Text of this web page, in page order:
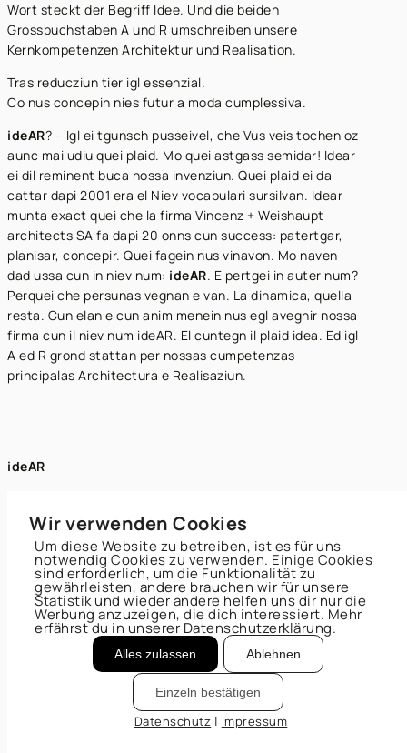
Wort steckt der Begriff Idee. Und die beiden
Grossbuchstaben A und R umschreiben unsere
Kernkompetenzen Architektur und Realisation.
Tras reducziun tier igl essenzial.
Co nus concepin nies futur a moda cumplessiva.
ideAR? – Igl ei tgunsch pusseivel, che Vus veis tochen oz
aunc mai udiu quei plaid. Mo quei astgass semidar! Idear
ei dil reminent buca nossa invenziun. Quei plaid ei da
cattar dapi 2001 era el Niev vocabulari sursilvan. Idear
munta exact quei che la firma Vincenz + Weishaupt
architects SA fa dapi 20 onns cun success: patertgar,
planisar, concepir. Quei fagein nus vinavon. Mo naven
dad ussa cun in niev num: ideAR. E pertgei in auter num?
Perquei che persunas vegnan e van. La dinamica, quella
resta. Cun elan e cun anim menein nus egl avegnir nossa
firma cun il niev num ideAR. El cuntegn il plaid idea. Ed igl
A ed R grond stattan per nossas cumpetenzas
principalas Architectura e Realisaziun.
ideAR
e realisaziun sa
Obere Giesslistrasse 6
7130 Ilanz
T081 925 32 22
info@idear.swiss
Wir verwenden Cookies
Um diese Website zu betreiben, ist es für uns
notwendig Cookies zu verwenden. Einige Cookies
sind erforderlich, um die Funktionalität zu
gewährleisten, andere brauchen wir für unsere
Statistik und wieder andere helfen uns dir nur die
Werbung anzuzeigen, die dich interessiert. Mehr
erfährst du in unserer Datenschutzerklärung.
Alles zulassen Ablehnen
Einzeln bestätigen
Datenschutz | Impressum